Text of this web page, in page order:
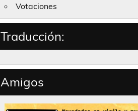
Votaciones
Traducción:
Amigos